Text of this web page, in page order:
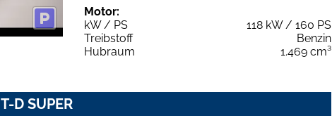
Motor:
kW / PS
118 kW / 160 PS
Treibstoff
Benzin
Hubraum
1.469 cm³
D SUPER